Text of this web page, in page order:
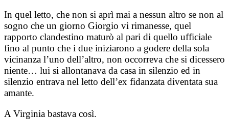
In quel letto, che non si aprì mai a nessun altro se non al
sogno che un giorno Giorgio vi rimanesse, quel
rapporto clandestino maturò al pari di quello ufficiale
fino al punto che i due iniziarono a godere della sola
vicinanza l’uno dell’altro, non occorreva che si dicessero
niente… lui si allontanava da casa in silenzio ed in
silenzio entrava nel letto dell’ex fidanzata diventata sua
amante.
A Virginia bastava così.